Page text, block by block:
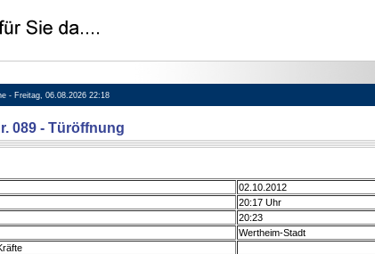
- Freitag, 06.08.2026 22:18
089 - Türöffnung
02.10.2012
20:17 Uhr
20:23
Wertheim-Stadt